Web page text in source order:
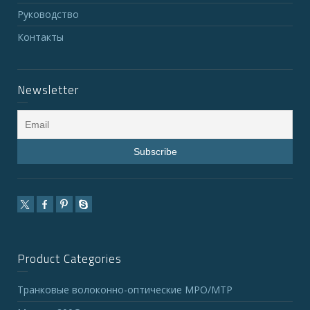
Руководство
Контакты
Newsletter
Product Categories
Транковые волоконно-оптические MPO/MTP